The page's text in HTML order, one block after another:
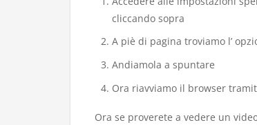
cliccando sopra
A piè di pagina troviamo l’
Andiamola a spuntare
Ora riavviamo il browser
Ora se proverete a vedere un